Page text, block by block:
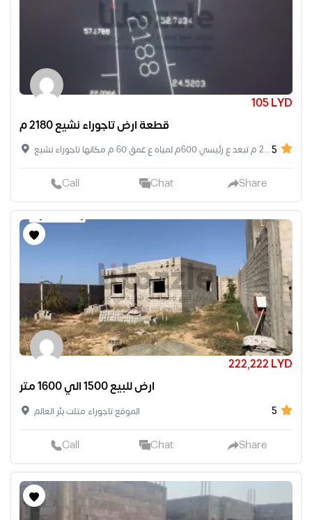
105 LYD
قطعة ارض تاجوراء نشيع 2180 م
ارض مسحتها 2180 م تبعد ع رئيسي 600م لمياه ع عمق 60 م مكانها تاجوراء نشيع5
Call Chat Share
222,222 LYD
ارض للبيع 1500 الي 1600 متر
الموقع تاجوراء متلت بئر العالم 5
Call Chat Share